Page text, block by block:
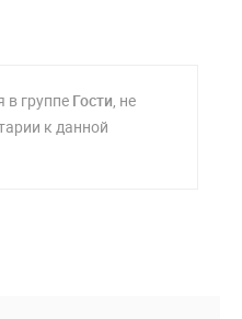
в группе Гости, не
к данной